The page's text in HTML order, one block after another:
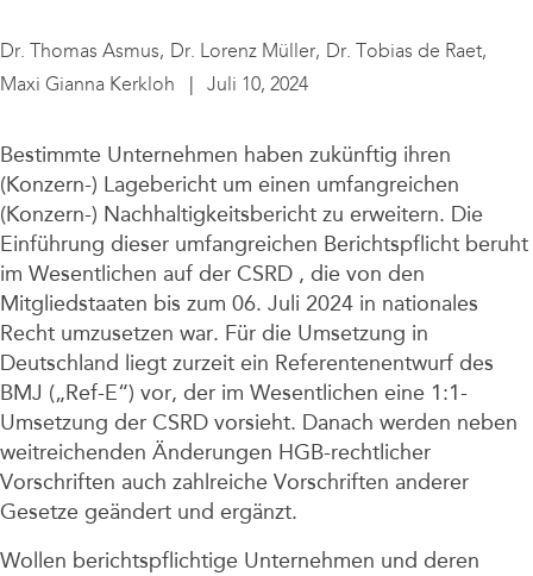
Real Estate
Steuern / Bilanz
Sustainable Finance
Unternehmen
Dr. Thomas Asmus, Dr. Lorenz Müller, Dr. Tobias de Raet,
Maxi Gianna Kerkloh
Juli 10, 2024
Bestimmte Unternehmen haben zukünftig ihren
(Konzern-) Lagebericht um einen umfangreichen
(Konzern-) Nachhaltigkeitsbericht zu erweitern. Die
Einführung dieser umfangreichen Berichtspflicht beruht
im Wesentlichen auf der CSRD , die von den
Mitgliedstaaten bis zum 06. Juli 2024 in nationales
Recht umzusetzen war. Für die Umsetzung in
Deutschland liegt zurzeit ein Referentenentwurf des
BMJ („Ref-E“) vor, der im Wesentlichen eine 1:1-
Umsetzung der CSRD vorsieht. Danach werden neben
weitreichenden Änderungen HGB-rechtlicher
Vorschriften auch zahlreiche Vorschriften anderer
Gesetze geändert und ergänzt.
Wollen berichtspflichtige Unternehmen und deren